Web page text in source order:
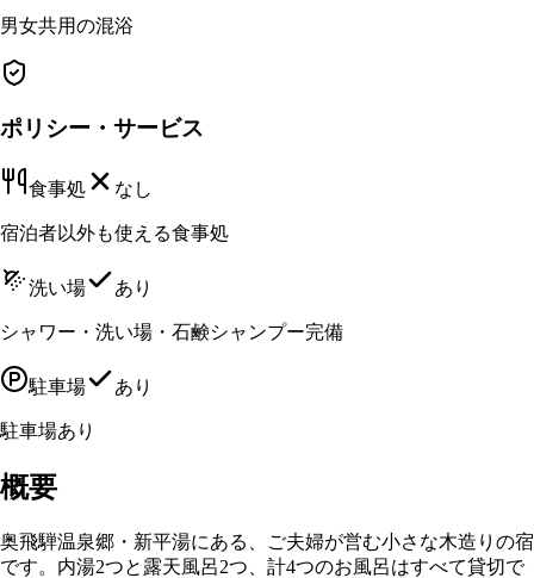
男女共用の混浴
ポリシー・サービス
食事処 なし
宿泊者以外も使える食事処
洗い場 あり
シャワー・洗い場・石鹸シャンプー完備
駐車場 あり
駐車場あり
概要
奥飛騨温泉郷・新平湯にある、ご夫婦が営む小さな木造りの宿
です。内湯2つと露天風呂2つ、計4つのお風呂はすべて貸切で